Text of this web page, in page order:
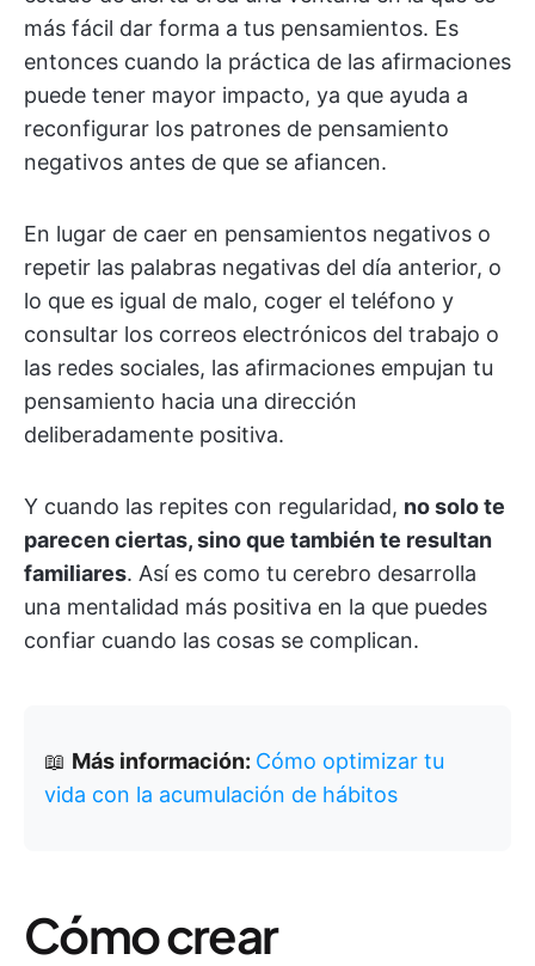
más fácil dar forma a tus pensamientos. Es
entonces cuando la práctica de las afirmaciones
puede tener mayor impacto, ya que ayuda a
reconfigurar los patrones de pensamiento
negativos antes de que se afiancen.
En lugar de caer en pensamientos negativos o
repetir las palabras negativas del día anterior, o
lo que es igual de malo, coger el teléfono y
consultar los correos electrónicos del trabajo o
las redes sociales, las afirmaciones empujan tu
pensamiento hacia una dirección
deliberadamente positiva.
Y cuando las repites con regularidad, no solo te
parecen ciertas, sino que también te resultan
familiares. Así es como tu cerebro desarrolla
una mentalidad más positiva en la que puedes
confiar cuando las cosas se complican.
📖 Más información: Cómo optimizar tu
vida con la acumulación de hábitos
Cómo crear